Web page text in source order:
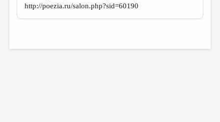
http://poezia.ru/salon.php?sid=60190